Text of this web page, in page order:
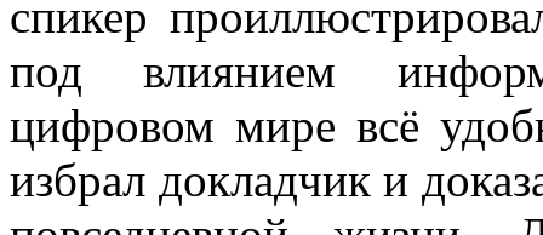
спикер
под влиянием
цифровом мире всё
избрал докладчик и